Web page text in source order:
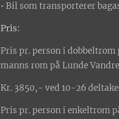
• Bil som transporterer
Pris:
Pris pr. person i
manns rom på Lunde
Kr. 3850,- ved 10-26
Pris pr. person i enkeltrom